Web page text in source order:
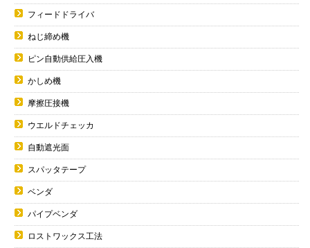
フィードドライバ
ねじ締め機
ピン自動供給圧入機
かしめ機
摩擦圧接機
ウエルドチェッカ
自動遮光面
スパッタテープ
ベンダ
パイプベンダ
ロストワックス工法